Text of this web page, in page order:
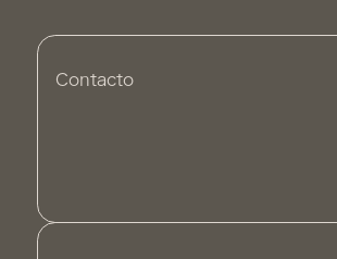
Contacto